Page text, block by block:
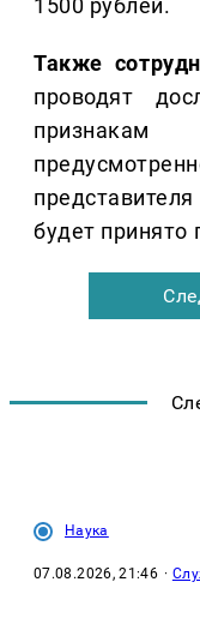
1500 рублей.
Также
проводят
будет принято
Наука
07.08.2026, 21:46 ·